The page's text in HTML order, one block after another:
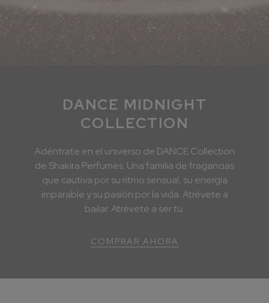
DANCE MIDNIGHT
COLLECTION
Adéntrate en el universo de DANCE Collection
de Shakira Perfumes. Una familia de fragancias
que cautiva por su ritmo sensual, su energía
imparable y su pasión por la vida. Atrévete a
bailar. Atrévete a ser tú.
COMPRAR AHORA